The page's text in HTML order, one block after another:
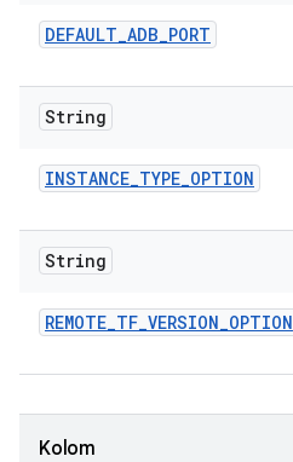
DEFAULT_ADB_PORT
String
INSTANCE_TYPE_OPTION
String
REMOTE_TF_VERSION_OPTION
Kolom